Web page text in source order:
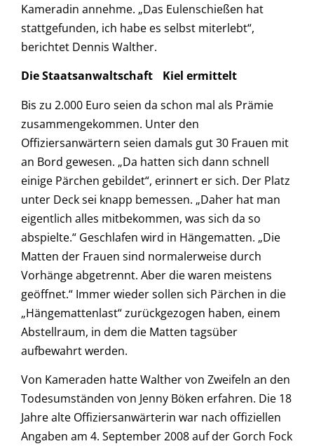
Kameradin annehme. „Das Eulenschießen hat
stattgefunden, ich habe es selbst miterlebt“,
berichtet Dennis Walther.
Die Staatsanwaltschaft Kiel ermittelt
Bis zu 2.000 Euro seien da schon mal als Prämie
zusammengekommen. Unter den
Offiziersanwärtern seien damals gut 30 Frauen mit
an Bord gewesen. „Da hatten sich dann schnell
einige Pärchen gebildet“, erinnert er sich. Der Platz
unter Deck sei knapp bemessen. „Daher hat man
eigentlich alles mitbekommen, was sich da so
abspielte.“ Geschlafen wird in Hängematten. „Die
Matten der Frauen sind normalerweise durch
Vorhänge abgetrennt. Aber die waren meistens
geöffnet.“ Immer wieder sollen sich Pärchen in die
„Hängemattenlast“ zurückgezogen haben, einem
Abstellraum, in dem die Matten tagsüber
aufbewahrt werden.
Von Kameraden hatte Walther von Zweifeln an den
Todesumständen von Jenny Böken erfahren. Die 18
Jahre alte Offiziersanwärterin war nach offiziellen
Angaben am 4. September 2008 auf der Gorch Fock